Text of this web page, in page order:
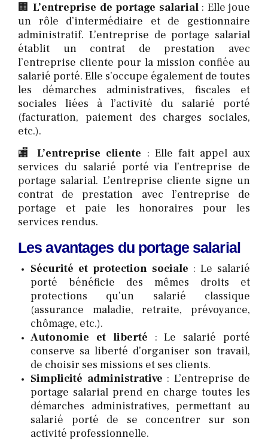
🏢 L’entreprise de portage salarial: Elle joue
un rôle d’intermédiaire et de gestionnaire
administratif. L’entreprise de portage salarial
établit un contrat de prestation avec
l’entreprise cliente pour la mission confiée au
salarié porté. Elle s’occupe également de toutes
les démarches administratives, fiscales et
sociales liées à l’activité du salarié porté
(facturation, paiement des charges sociales,
etc.).
🏬L’entreprise cliente : Elle fait appel aux
services du salarié porté via l’entreprise de
portage salarial. L’entreprise cliente signe un
contrat de prestation avec l’entreprise de
portage et paie les honoraires pour les
services rendus.
Les avantages du portage salarial
Sécurité et protection sociale : Le salarié
porté bénéficie des mêmes droits et
protections qu’un salarié classique
(assurance maladie, retraite, prévoyance,
chômage, etc.).
Autonomie et liberté : Le salarié porté
conserve sa liberté d’organiser son travail,
de choisir ses missions et ses clients.
Simplicité administrative : L’entreprise de
portage salarial prend en charge toutes les
démarches administratives, permettant au
salarié porté de se concentrer sur son
activité professionnelle.